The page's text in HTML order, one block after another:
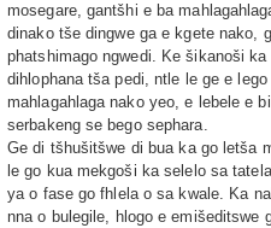
mosegare, gantšhi e ba
dinako tše dingwe ga e kgete nako,
phatshimago ngwedi. Ke šikanoši
dihlophana tša pedi, ntle le ge e
mahlagahlaga nako yeo, e lebele e
serbakeng se bego sephara.
Ge di tšhušitšwe di bua ka go letša
le go kua mekgoši ka selelo sa
ya o fase go fhlela o sa kwale. Ka
nna o bulegile, hlogo e emišeditswe